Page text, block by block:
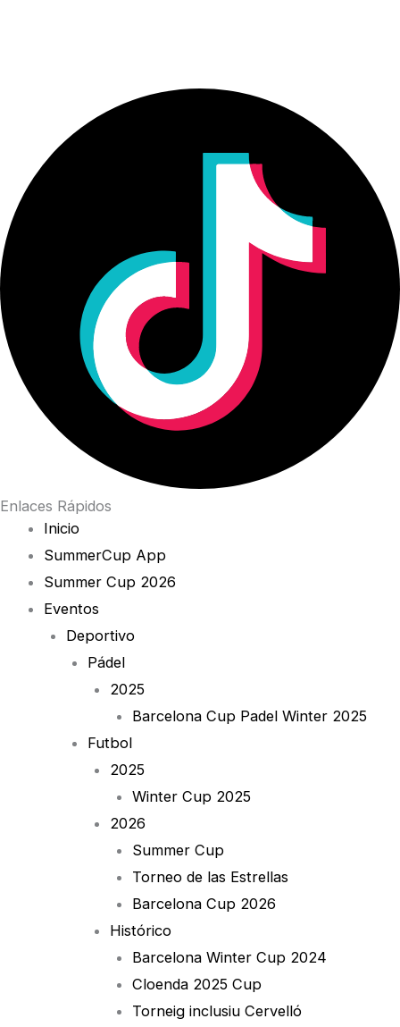
Enlaces Rápidos
Inicio
SummerCup App
Summer Cup 2026
Eventos
Deportivo
Pádel
2025
Barcelona Cup Padel Winter 2025
Futbol
2025
Winter Cup 2025
2026
Summer Cup
Torneo de las Estrellas
Barcelona Cup 2026
Histórico
Barcelona Winter Cup 2024
Cloenda 2025 Cup
Torneig inclusiu Cervelló